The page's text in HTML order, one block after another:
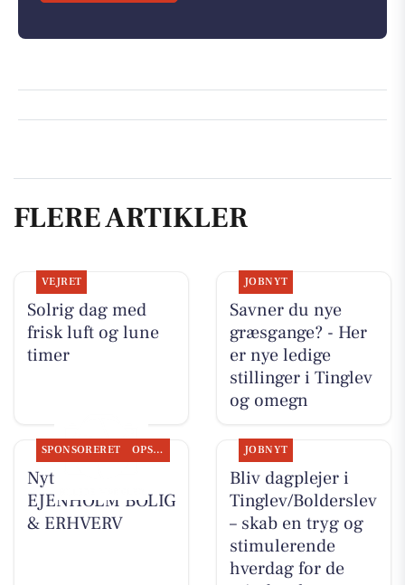
FLERE ARTIKLER
VEJRET
Solrig dag med
frisk luft og lune
timer
JOBNYT
Savner du nye
græsgange? - Her
er nye ledige
stillinger i Tinglev
og omegn
SPONSORERET OPSLAGSTAVLEN
Nyt fra
EJENHOLM BOLIG
& ERHVERV
JOBNYT
Bliv dagplejer i
Tinglev/Bolderslev
– skab en tryg og
stimulerende
hverdag for de